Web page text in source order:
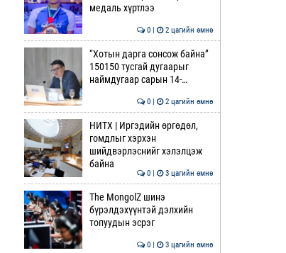
Усны ослоос 154 иргэний амь
насыг авран хамга…
2 цагийн өмнө
А.Оргилмаа Жюү
медаль хүртлээ
0 | 2 цагийн өмнө
“Хотын дарга сонсож байна”
150150 тусгай дугаарыг
наймдугаар сарын 14-…
0 | 2 цагийн өмнө
НИТХ | Иргэдийн өргөдөл,
гомдлыг хэрхэн
шийдвэрлэснийг хэлэлцэж
байна
0 | 3 цагийн өмнө
The MongolZ шинэ
бүрэлдэхүүнтэй дэлхийн
топуудын эсрэг
0 | 3 цагийн өмнө